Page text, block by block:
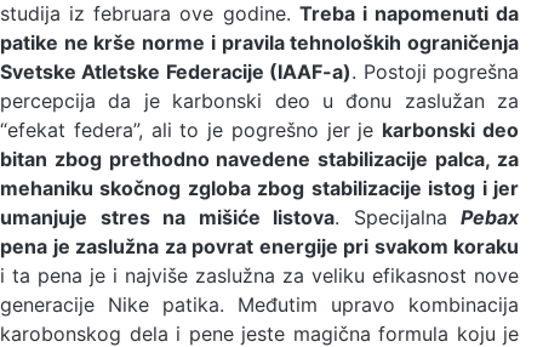
studija iz februara ove godine. Treba i napomenuti da
patike ne krše norme i pravila tehnoloških ograničenja
Svetske Atletske Federacije (IAAF-a). Postoji pogrešna
percepcija da je karbonski deo u đonu zaslužan za
“efekat federa”, ali to je pogrešno jer je karbonski deo
bitan zbog prethodno navedene stabilizacije palca, za
mehaniku skočnog zgloba zbog stabilizacije istog i jer
umanjuje stres na mišiće listova. Specijalna Pebax
pena je zaslužna za povrat energije pri svakom koraku
i ta pena je i najviše zaslužna za veliku efikasnost nove
generacije Nike patika. Međutim upravo kombinacija
karobonskog dela i pene jeste magična formula koju je